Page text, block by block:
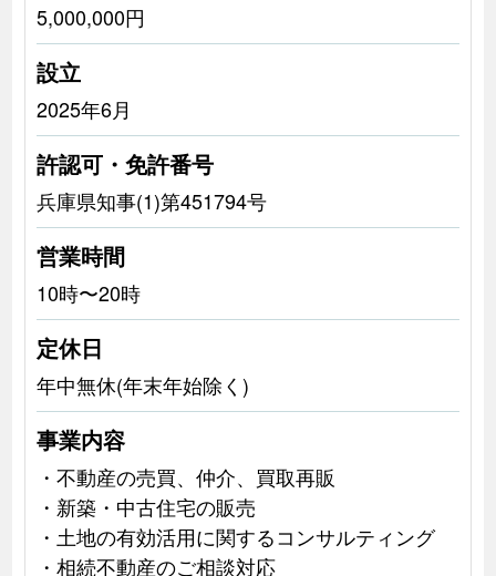
5,000,000円
設立
2025年6月
許認可・免許番号
兵庫県知事(1)第451794号
営業時間
10時〜20時
定休日
年中無休(年末年始除く)
事業内容
・不動産の売買、仲介、買取再販
・新築・中古住宅の販売
・土地の有効活用に関するコンサルティング
・相続不動産のご相談対応